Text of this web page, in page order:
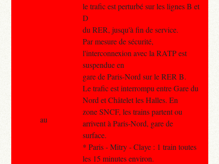
le trafic est perturbé sur les lignes B et
D
du RER, jusqu'à fin de service.
Par mesure de sécurité,
l'interconnexion avec la RATP est
suspendue en
gare de Paris-Nord sur le RER B.
Le trafic est interrompu entre Gare du
Nord et Châtelet les Halles. En
zone SNCF, les trains partent ou
arrivent à Paris-Nord, gare de
surface.
* Paris - Mitry - Claye : 1 train toutes
les 15 minutes environ.
au